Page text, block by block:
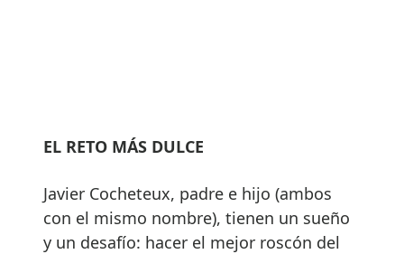
EL RETO MÁS DULCE
Javier Cocheteux, padre e hijo (ambos
con el mismo nombre), tienen un sueño
y un desafío: hacer el mejor roscón del